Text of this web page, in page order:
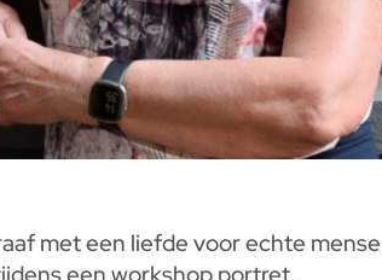
met een liefde voor echte